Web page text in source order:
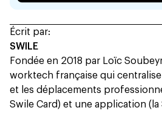
Écrit par:
SWILE
Fondée en 2018 par Loïc
worktech française qui centralise
et les déplacements
Swile Card) et une application (la